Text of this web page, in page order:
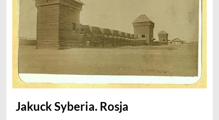
Jakuck Syberia. Rosja